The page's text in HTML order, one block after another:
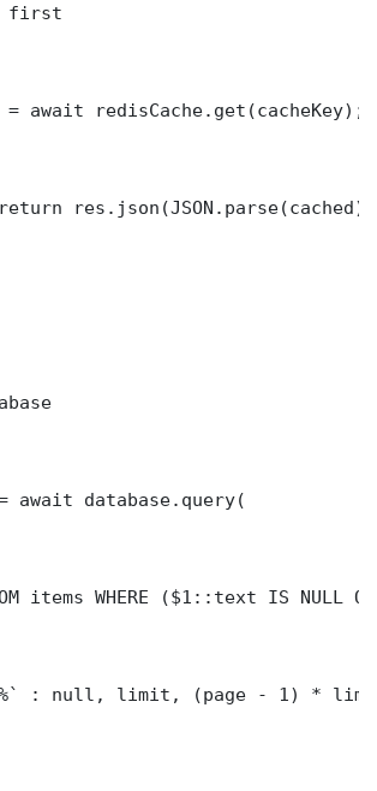
first
= await redisCache.get(cacheKey);
await database.query(
items WHERE ($1::text IS NULL
: null, limit, (page - 1) *